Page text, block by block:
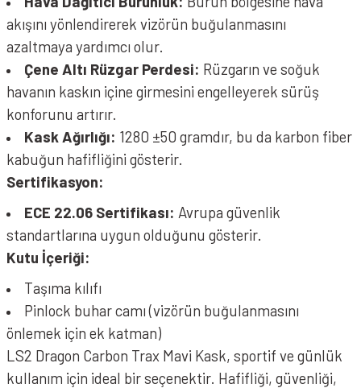
akışını yönlendirerek vizörün buğulanmasını
azaltmaya yardımcı olur.
Çene Altı Rüzgar Perdesi: Rüzgarın ve soğuk
havanın kaskın içine girmesini engelleyerek sürüş
konforunu artırır.
Kask Ağırlığı: 1280 ±50 gramdır, bu da karbon fiber
kabuğun hafifliğini gösterir.
Sertifikasyon:
ECE 22.06 Sertifikası: Avrupa güvenlik
standartlarına uygun olduğunu gösterir.
Kutu İçeriği:
Taşıma kılıfı
Pinlock buhar camı (vizörün buğulanmasını
önlemek için ek katman)
LS2 Dragon Carbon Trax Mavi Kask, sportif ve günlük
kullanım için ideal bir seçenektir. Hafifliği, güvenliği,